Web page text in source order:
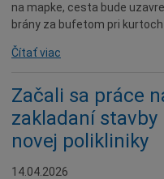
na mapke, cesta bude
brány za bufetom pri kurtoch
Čítať viac
Začali sa práce
zakladaní stavby
novej polikliniky
14.04.2026